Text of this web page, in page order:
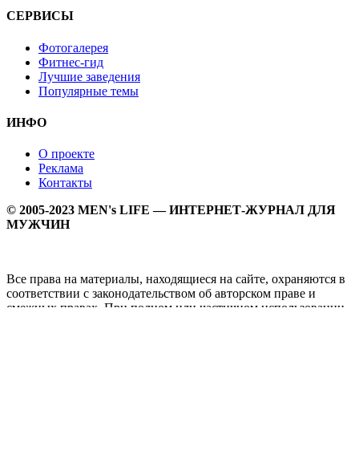
СЕРВИСЫ
Фотогалерея
Фитнес-гид
Лучшие заведения
Популярные темы
ИНФО
О проекте
Реклама
Контакты
© 2005-2023 MEN's LIFE — ИНТЕРНЕТ-ЖУРНАЛ ДЛЯ
МУЖЧИН
Все права на материалы, находящиеся на сайте, охраняются в
соответствии с законодательством об авторском праве и
смежных правах. При полном или частичном использовании